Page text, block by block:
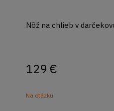
Nôž na chlieb v
129 €
Na otázku